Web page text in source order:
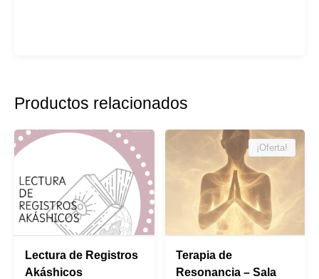
Productos relacionados
Lectura de Registros
Akáshicos
¡Oferta!
Terapia de
Resonancia – Sala